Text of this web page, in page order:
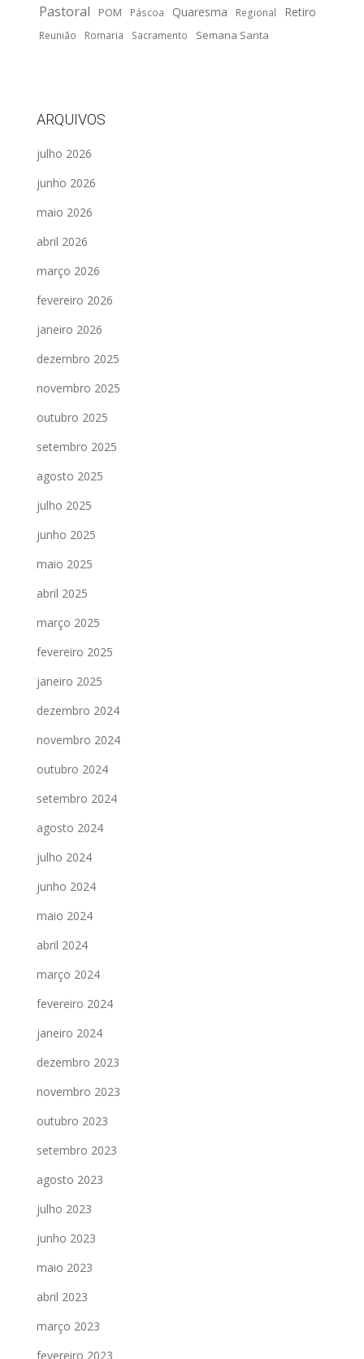
Pastoral
POM Páscoa Quaresma Regional Retiro
Reunião Romaria Sacramento Semana Santa
ARQUIVOS
julho 2026
junho 2026
maio 2026
abril 2026
março 2026
fevereiro 2026
janeiro 2026
dezembro 2025
novembro 2025
outubro 2025
setembro 2025
agosto 2025
julho 2025
junho 2025
maio 2025
abril 2025
março 2025
fevereiro 2025
janeiro 2025
dezembro 2024
novembro 2024
outubro 2024
setembro 2024
agosto 2024
julho 2024
junho 2024
maio 2024
abril 2024
março 2024
fevereiro 2024
janeiro 2024
dezembro 2023
novembro 2023
outubro 2023
setembro 2023
agosto 2023
julho 2023
junho 2023
maio 2023
abril 2023
março 2023
fevereiro 2023